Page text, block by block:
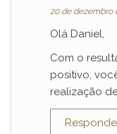
20 de dezembro
Olá Daniel,
Com o
positivo,
realização